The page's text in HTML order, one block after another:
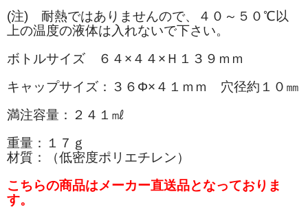
(注) 耐熱ではありませんので、４０～５０℃以
上の温度の液体は入れないで下さい。
ボトルサイズ ６４×４４×Ｈ１３９ｍｍ
キャップサイズ：３６Φ×４１ｍｍ 穴径約１０㎜
満注容量：２４１㎖
重量：１７ｇ
材質：（低密度ポリエチレン）
こちらの商品はメーカー直送品となっておりま
す。